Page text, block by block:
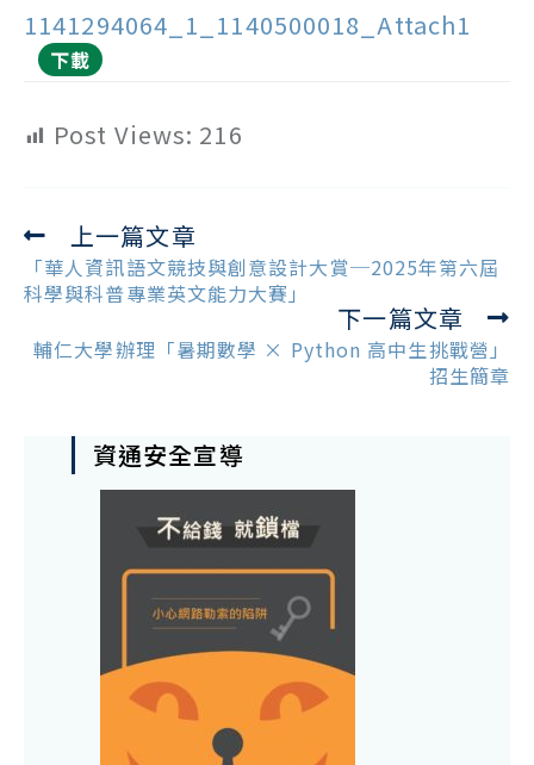
1141294064_1_1140500018_Attach1
下載
Post Views: 216
Read
more
articles
上一篇文章
「華人資訊語文競技與創意設計大賞─2025年第六屆
科學與科普專業英文能力大賽」
下一篇文章
輔仁大學辦理「暑期數學 × Python 高中生挑戰營」
招生簡章
資通安全宣導